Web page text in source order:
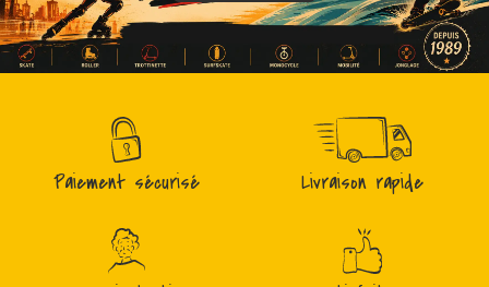
Paiement sécurisé Livraison rapide